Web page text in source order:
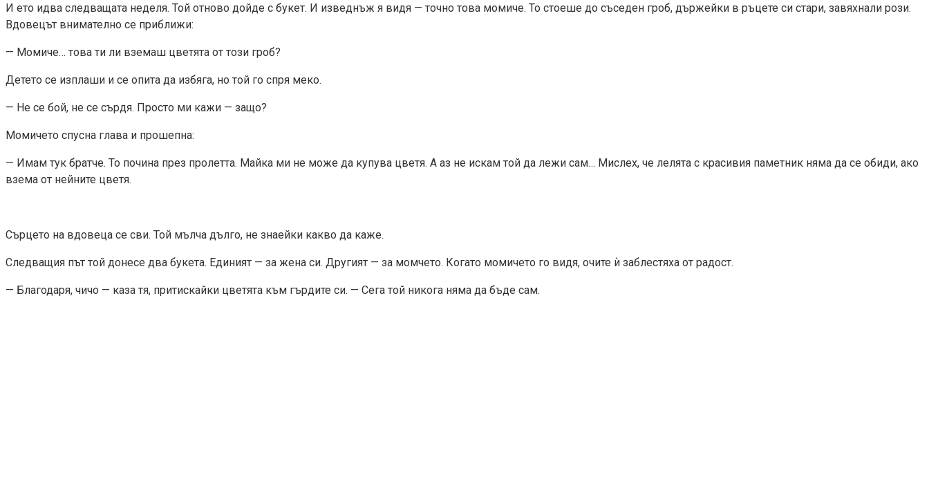
И ето идва следващата неделя. Той отново дойде с букет. И изведнъж я видя — точно това момиче. То стоеше до съседен гроб, държейки в ръцете си стари, завяхнали рози.
Вдовецът внимателно се приближи:
— Момиче… това ти ли вземаш цветята от този гроб?
Детето се изплаши и се опита да избяга, но той го спря меко.
— Не се бой, не се сърдя. Просто ми кажи — защо?
Момичето спусна глава и прошепна:
— Имам тук братче. То почина през пролетта. Майка ми не може да купува цветя. А аз не искам той да лежи сам… Мислех, че лелята с красивия паметник няма да се обиди, ако
взема от нейните цветя.
Сърцето на вдовеца се сви. Той мълча дълго, не знаейки какво да каже.
Следващия път той донесе два букета. Единият — за жена си. Другият — за момчето. Когато момичето го видя, очите ѝ заблестяха от радост.
— Благодаря, чичо — каза тя, притискайки цветята към гърдите си. — Сега той никога няма да бъде сам.